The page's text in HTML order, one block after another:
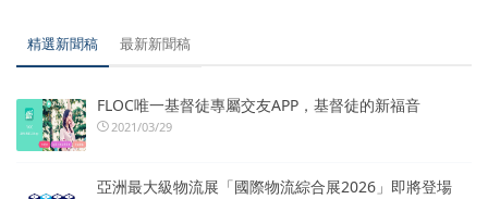
精選新聞稿 最新新聞稿
FLOC唯一基督徒專屬交友APP，基督徒的新福音
2021/03/29
亞洲最大級物流展「國際物流綜合展2026」即將登場